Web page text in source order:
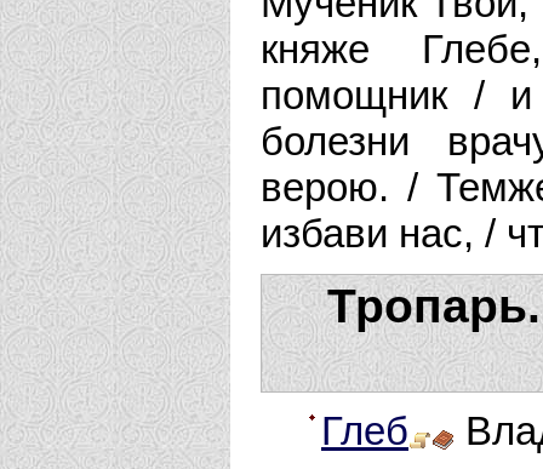
княже
помощник /
болезни
верою. /
избави нас, /
Глеб